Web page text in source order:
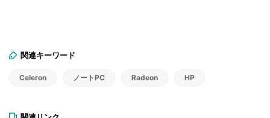
関連キーワード
Celeron ノートPC Radeon HP